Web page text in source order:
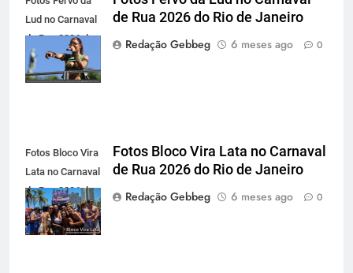
Lud no Carnaval
de Rua 2026 do
Rio de Janeiro
de Rua 2026 do Rio de Janeiro
Redação Gebbeg
6 meses ago 0
Fotos Bloco Vira
Lata no Carnaval
de Rua 2026 do
Rio de Janeiro
Fotos Bloco Vira Lata no Carnaval
de Rua 2026 do Rio de Janeiro
Redação Gebbeg
6 meses ago 0